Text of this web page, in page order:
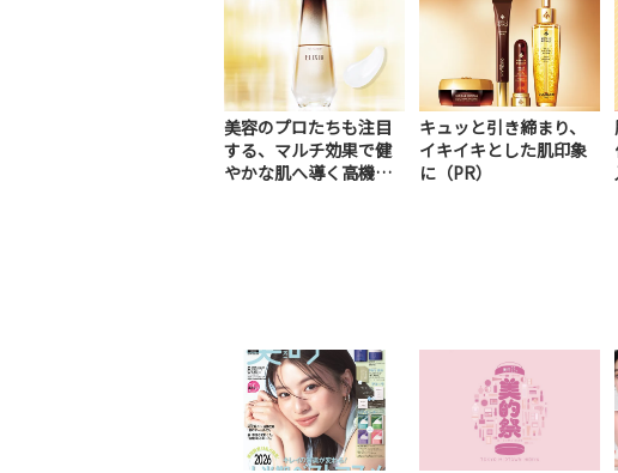
美容のプロたちも注目
する、マルチ効果で健
やかな肌へ導く高機能
キュッと引き締まり、
イキイキとした肌印象
に（PR）